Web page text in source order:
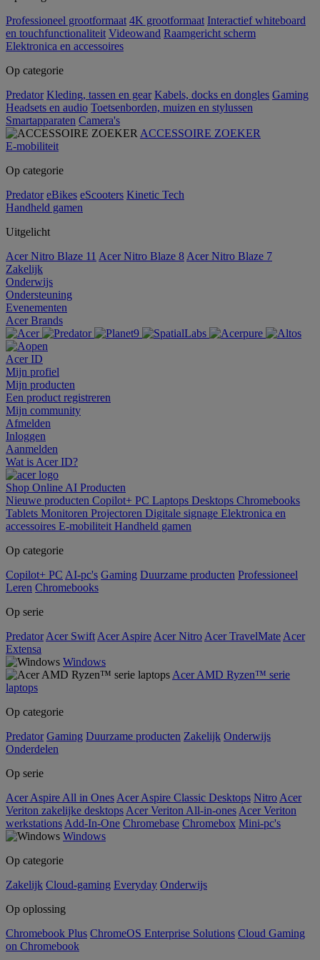
Professioneel grootformaat 4K grootformaat Interactief whiteboard
en touchfunctionaliteit Videowand Raamgericht scherm
Elektronica en accessoires
Op categorie
Predator Kleding, tassen en gear Kabels, docks en dongles Gaming
Headsets en audio Toetsenborden, muizen en stylussen
Smartapparaten Camera's
ACCESSOIRE ZOEKER
E-mobiliteit
Op categorie
Predator eBikes eScooters Kinetic Tech
Handheld gamen
Uitgelicht
Acer Nitro Blaze 11 Acer Nitro Blaze 8 Acer Nitro Blaze 7
Zakelijk
Onderwijs
Ondersteuning
Evenementen
Acer Brands
Acer ID
Mijn profiel
Mijn producten
Een product registreren
Mijn community
Afmelden
Inloggen
Aanmelden
Wat is Acer ID?
Shop Online AI Producten
Nieuwe producten Copilot+ PC Laptops Desktops Chromebooks
Tablets Monitoren Projectoren Digitale signage Elektronica en
accessoires E-mobiliteit Handheld gamen
Op categorie
Copilot+ PC AI-pc's Gaming Duurzame producten Professioneel
Leren Chromebooks
Op serie
Predator Acer Swift Acer Aspire Acer Nitro Acer TravelMate Acer
Extensa
Windows
Acer AMD Ryzen™ serie
laptops
Op categorie
Predator Gaming Duurzame producten Zakelijk Onderwijs
Onderdelen
Op serie
Acer Aspire All in Ones Acer Aspire Classic Desktops Nitro Acer
Veriton zakelijke desktops Acer Veriton All-in-ones Acer Veriton
werkstations Add-In-One Chromebase Chromebox Mini-pc's
Windows
Op categorie
Zakelijk Cloud-gaming Everyday Onderwijs
Op oplossing
Chromebook Plus ChromeOS Enterprise Solutions Cloud Gaming
on Chromebook